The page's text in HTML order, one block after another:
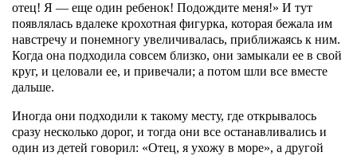
отец! Я — еще один ребенок! Подождите меня!» И тут
появлялась вдалеке крохотная фигурка, которая бежала им
навстречу и понемногу увеличивалась, приближаясь к ним.
Когда она подходила совсем близко, они замыкали ее в свой
круг, и целовали ее, и привечали; а потом шли все вместе
дальше.
Иногда они подходили к такому месту, где открывалось
сразу несколько дорог, и тогда они все останавливались и
один из детей говорил: «Отец, я ухожу в море», а другой